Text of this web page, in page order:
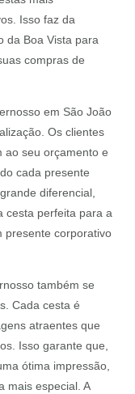
Isso faz da
da Boa Vista para
compras de
em São João
Os clientes
ao seu orçamento e
cada presente
diferencial,
cesta perfeita para a
presente corporativo
também se
Cada cesta é
atraentes que
Isso garante que,
ótima impressão,
mais especial. A